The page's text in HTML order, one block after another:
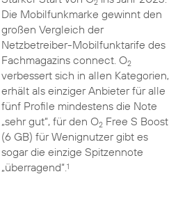
2
Die Mobilfunkmarke gewinnt den
großen Vergleich der
Netzbetreiber-Mobilfunktarife des
Fachmagazins connect. O2
verbessert sich in allen Kategorien,
erhält als einziger Anbieter für alle
fünf Profile mindestens die Note
„sehr gut“, für den O2Free S Boost
(6 GB) für Wenignutzer gibt es
sogar die einzige Spitzennote
„überragend“.1